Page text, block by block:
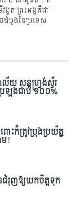
គត ព្រះអង្គគឺជា
ដំបូង​នៃប្រទេស
យ សន្តហ្វ្រង់ស្វ័រ
រឡងជាប់ ១០០%
ពោះក៏ត្រូវប្រុងប្រយ័ត្ន
ម!
រុញឱ្យយកចិត្តទុក